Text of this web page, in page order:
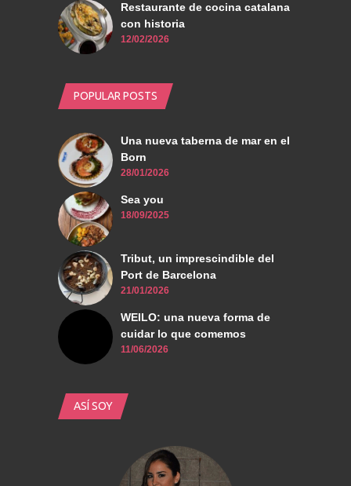
Restaurante de cocina catalana
con historia
12/02/2026
POPULAR POSTS
Una nueva taberna de mar en el
Born
28/01/2026
Sea you
18/09/2025
Tribut, un imprescindible del
Port de Barcelona
21/01/2026
WEILO: una nueva forma de
cuidar lo que comemos
11/06/2026
ASÍ SOY